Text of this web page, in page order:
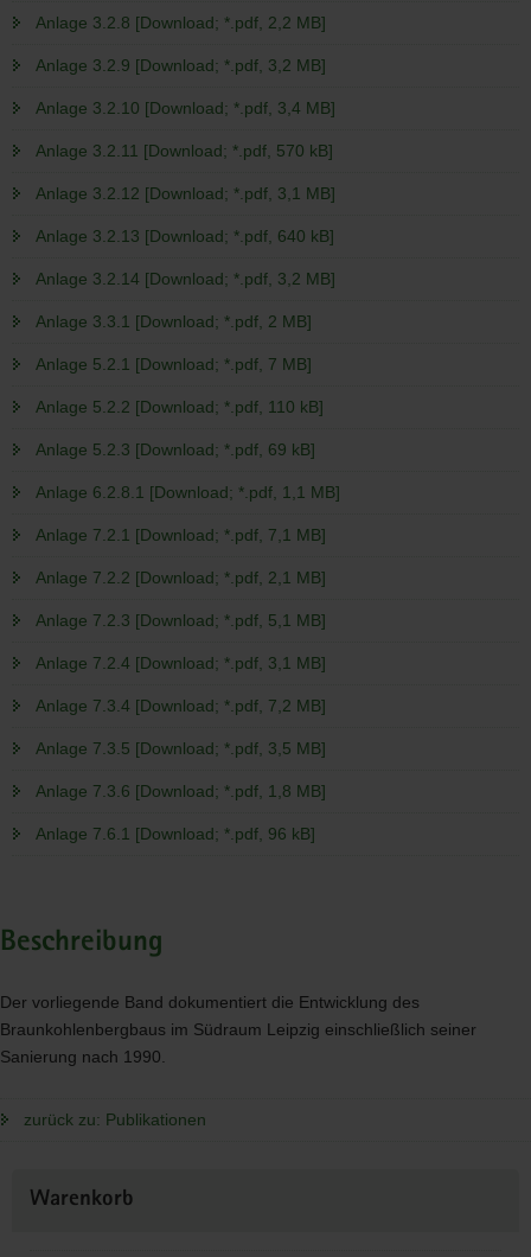
Anlage 3.2.8 [Download; *.pdf, 2,2 MB]
Anlage 3.2.9 [Download; *.pdf, 3,2 MB]
Anlage 3.2.10 [Download; *.pdf, 3,4 MB]
Anlage 3.2.11 [Download; *.pdf, 570 kB]
Anlage 3.2.12 [Download; *.pdf, 3,1 MB]
Anlage 3.2.13 [Download; *.pdf, 640 kB]
Anlage 3.2.14 [Download; *.pdf, 3,2 MB]
Anlage 3.3.1 [Download; *.pdf, 2 MB]
Anlage 5.2.1 [Download; *.pdf, 7 MB]
Anlage 5.2.2 [Download; *.pdf, 110 kB]
Anlage 5.2.3 [Download; *.pdf, 69 kB]
Anlage 6.2.8.1 [Download; *.pdf, 1,1 MB]
Anlage 7.2.1 [Download; *.pdf, 7,1 MB]
Anlage 7.2.2 [Download; *.pdf, 2,1 MB]
Anlage 7.2.3 [Download; *.pdf, 5,1 MB]
Anlage 7.2.4 [Download; *.pdf, 3,1 MB]
Anlage 7.3.4 [Download; *.pdf, 7,2 MB]
Anlage 7.3.5 [Download; *.pdf, 3,5 MB]
Anlage 7.3.6 [Download; *.pdf, 1,8 MB]
Anlage 7.6.1 [Download; *.pdf, 96 kB]
Beschreibung
Der vorliegende Band dokumentiert die Entwicklung des
Braunkohlenbergbaus im Südraum Leipzig einschließlich seiner
Sanierung nach 1990.
zurück zu: Publikationen
Information
Warenkorb